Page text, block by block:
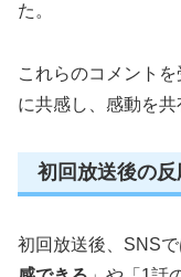
た。
これらのコメント
に共感し、感動を共
初回放送後の
初回放送後、SNSで